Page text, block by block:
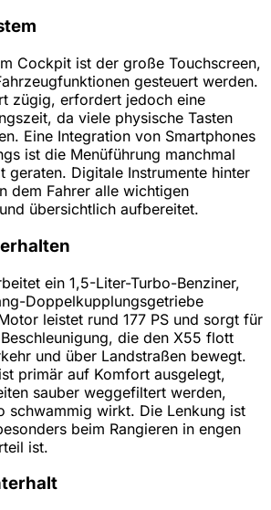
Cockpit ist der große Touchscreen,
gesteuert werden.
zügig, erfordert jedoch eine
da viele physische Tasten
Eine Integration von Smartphones
ist die Menüführung manchmal
geraten. Digitale Instrumente hinter
dem Fahrer alle wichtigen
übersichtlich aufbereitet.
ein 1,5-Liter-Turbo-Benziner,
Doppelkupplungsgetriebe
leistet rund 177 PS und sorgt für
die den X55 flott
und über Landstraßen bewegt.
primär auf Komfort ausgelegt,
sauber weggefiltert werden,
schwammig wirkt. Die Lenkung ist
beim Rangieren in engen
ist.